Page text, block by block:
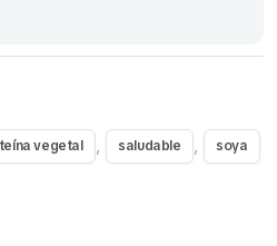
vegetal , saludable , soya